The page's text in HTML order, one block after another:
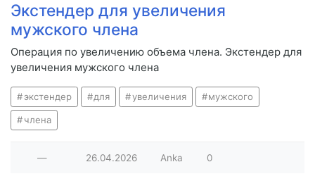
Экстендер для увеличения
мужского члена
Операция по увеличению объема члена. Экстендер для
увеличения мужского члена
экстендер для увеличения мужского
члена
— 26.04.2026 Anka 0